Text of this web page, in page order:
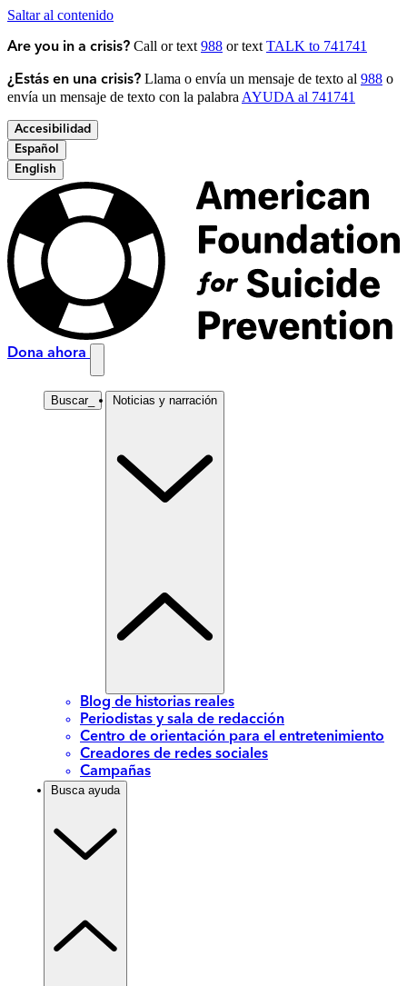
Saltar al contenido
Are you in a crisis? Call or text 988 or text TALK to 741741
¿Estás en una crisis? Llama o envía un mensaje de texto al 988 o
envía un mensaje de texto con la palabra AYUDA al 741741
Accesibilidad
Español
English
Dona ahora
Buscar_ Noticias y narración
Blog de historias reales
Periodistas y sala de redacción
Centro de orientación para el entretenimiento
Creadores de redes sociales
Campañas
Busca ayuda